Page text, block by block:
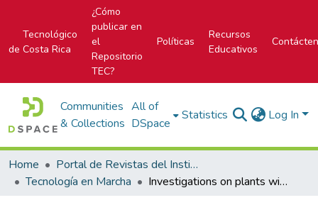
Tecnológico
de Costa Rica
¿Cómo
publicar en
el
Repositorio
TEC?
Políticas
Recursos
Educativos
Communities
& Collections
All of
DSpace
Statistics Log In
Home
Portal de Revistas del Instituto Tecnológico de Costa Rica
Tecnología en Marcha
Investigations on plants with bioactive potential